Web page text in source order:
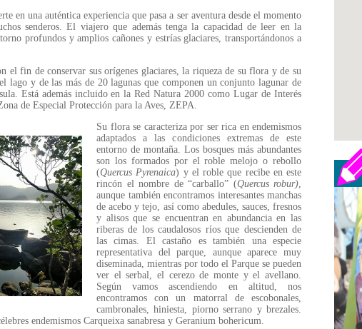
en una auténtica experiencia que pasa a ser aventura desde el momento
senderos. El viajero que además tenga la capacidad de leer en la
profundos y amplios cañones y estrías glaciares, transportándonos a
el fin de conservar sus orígenes glaciares, la riqueza de su flora y de su
lago y de las más de 20 lagunas que componen un conjunto lagunar de
Está además incluido en la Red Natura 2000 como Lugar de Interés
de Especial Protección para la Aves, ZEPA.
Su flora se caracteriza por ser rica en endemismos
adaptados a las condiciones extremas de este
entorno de montaña. Los bosques más abundantes
son los formados por el roble melojo o rebollo
(Quercus Pyrenaica) y el roble que recibe en este
rincón el nombre de “carballo” (Quercus robur),
aunque también encontramos interesantes manchas
de acebo y tejo, así como abedules, sauces, fresnos
y alisos que se encuentran en abundancia en las
riberas de los caudalosos ríos que descienden de
las cimas. El castaño es también una especie
representativa del parque, aunque aparece muy
diseminada, mientras por todo el Parque se pueden
ver el serbal, el cerezo de monte y el avellano.
Según vamos ascendiendo en altitud, nos
encontramos con un matorral de escobonales,
cambronales, hiniesta, piorno serrano y brezales.
endemismos Carqueixa sanabresa y Geranium bohericum.